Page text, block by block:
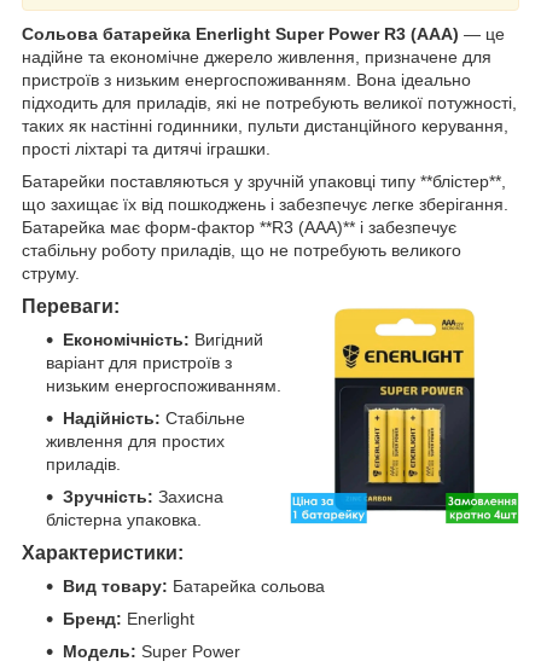
Сольова батарейка Enerlight Super Power R3 (AAA) — це
надійне та економічне джерело живлення, призначене для
пристроїв з низьким енергоспоживанням. Вона ідеально
підходить для приладів, які не потребують великої потужності,
таких як настінні годинники, пульти дистанційного керування,
прості ліхтарі та дитячі іграшки.
Батарейки поставляються у зручній упаковці типу **блістер**,
що захищає їх від пошкоджень і забезпечує легке зберігання.
Батарейка має форм-фактор **R3 (AAA)** і забезпечує
стабільну роботу приладів, що не потребують великого
струму.
Переваги:
Економічність: Вигідний
варіант для пристроїв з
низьким енергоспоживанням.
Надійність: Стабільне
живлення для простих
приладів.
Зручність: Захисна
блістерна упаковка.
Характеристики:
Вид товару: Батарейка сольова
Бренд: Enerlight
Модель: Super Power